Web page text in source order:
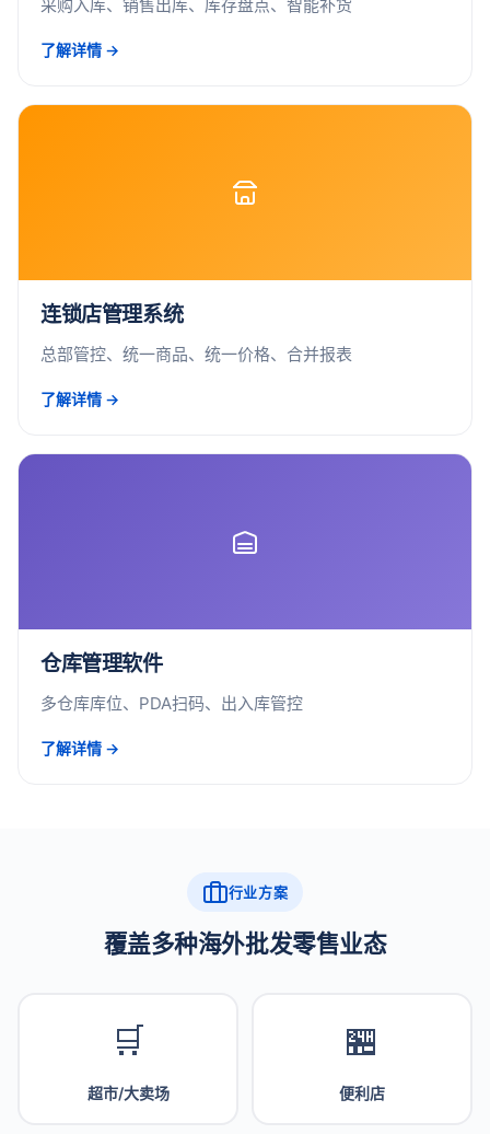
采购入库、销售出库、库存盘点、智能补货
了解详情 →
连锁店管理系统
总部管控、统一商品、统一价格、合并报表
了解详情 →
仓库管理软件
多仓库库位、PDA扫码、出入库管控
了解详情 →
行业方案
覆盖多种海外批发零售业态
🛒
超市/大卖场
🏪
便利店